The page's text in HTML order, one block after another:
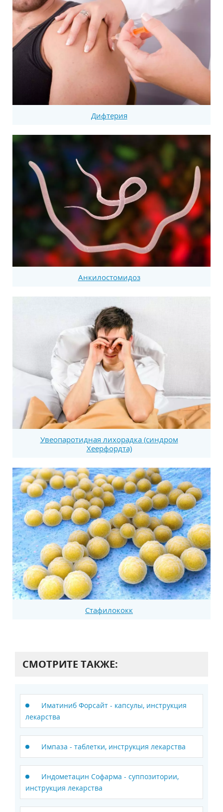
Дифтерия
Анкилостомидоз
Увеопаротидная лихорадка (синдром
Хеерфордта)
Стафилококк
СМОТРИТЕ ТАКЖЕ:
Иматиниб Форсайт - капсулы, инструкция
лекарства
Импаза - таблетки, инструкция лекарства
Индометацин Софарма - суппозитории,
инструкция лекарства